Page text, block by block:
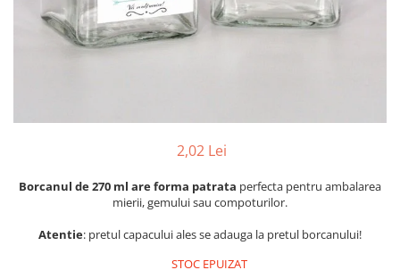
Pachete marturii
Pungi si cutii prajituri
Sticle si borcane
Cutii flori de hartie
Cutii flori de sapun
2020 Craciun si Anul Nou
2022 Crăciun
2,02 Lei
Borcanul de 270 ml are forma patrata perfecta pentru ambalarea
mierii, gemului sau compoturilor.
Atentie: pretul capacului ales se adauga la pretul borcanului!
STOC EPUIZAT